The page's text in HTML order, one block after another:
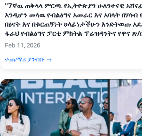
"7ኛዉ ጠቅላላ ምርጫ የኢትዮጵያን ሁለንተናዊ
እንዲሆን መላዉ የብልፅግና አመራር እና አባላት በሃሳብ
በፅናት እና በቁርጠኝነት ሀላፊነታችሁን እንድትወጡ
ፋራህ የብልፅግና ፓርቲ ምክትል ፕሬዝዳንትና የዋና
Feb 11, 2026
ተጨማሪ ያንብቡ →